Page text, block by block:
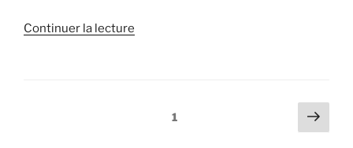
Continuer la lecture
Page1
Page